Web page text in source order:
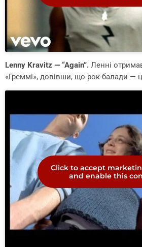
Lenny Kravitz — “Again”. Ленні
«Греммі», довівши, що рок-балади —
Click to accept
and enable this